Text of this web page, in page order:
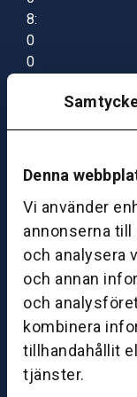
Denna
Vi använder
annonserna
och analysera
och annan
och
kombinera
tillhandahållit
tjänster.
8:
0
0
7:
0
B
S
k
ö
v
d